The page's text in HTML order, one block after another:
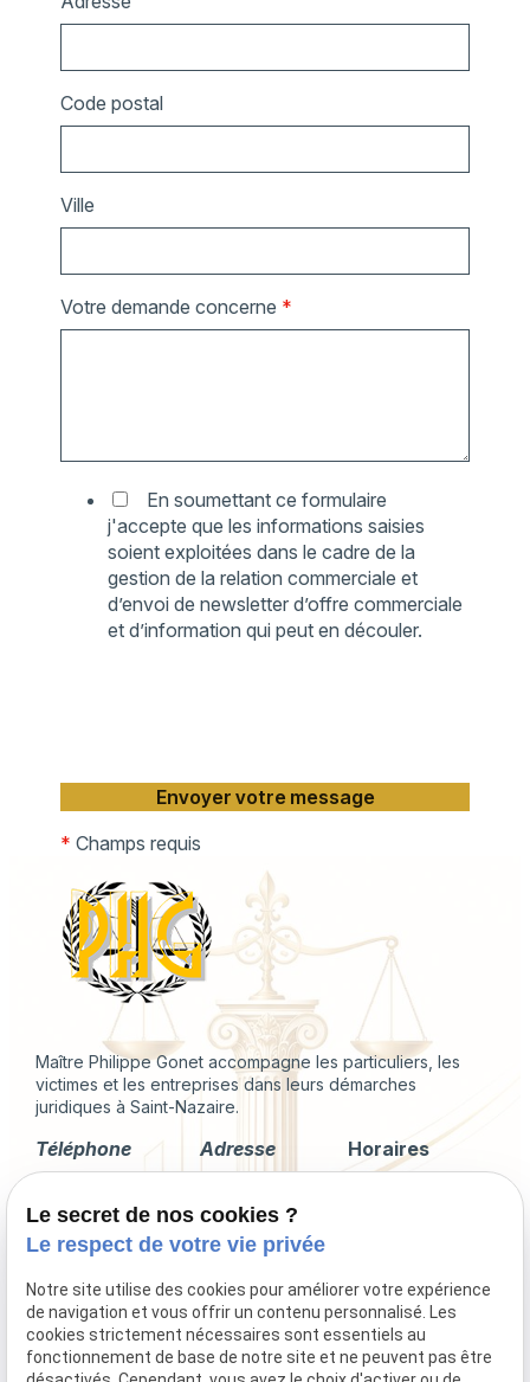
Code postal
Ville
Votre demande concerne *
En soumettant ce formulaire
j'accepte que les informations saisies
soient exploitées dans le cadre de la
gestion de la relation commerciale et
d’envoi de newsletter d’offre commerciale
et d’information qui peut en découler.
* Champs requis
Maître Philippe Gonet accompagne les particuliers, les
victimes et les entreprises dans leurs démarches
juridiques à Saint-Nazaire.
Téléphone
Adresse
Corps de
Garde
44600 Saint-
Nazaire
Horaires
Le secret de nos cookies ?
Le respect de votre vie privée
Notre site utilise des cookies pour améliorer votre expérience
de navigation et vous offrir un contenu personnalisé. Les
cookies strictement nécessaires sont essentiels au
fonctionnement de base de notre site et ne peuvent pas être